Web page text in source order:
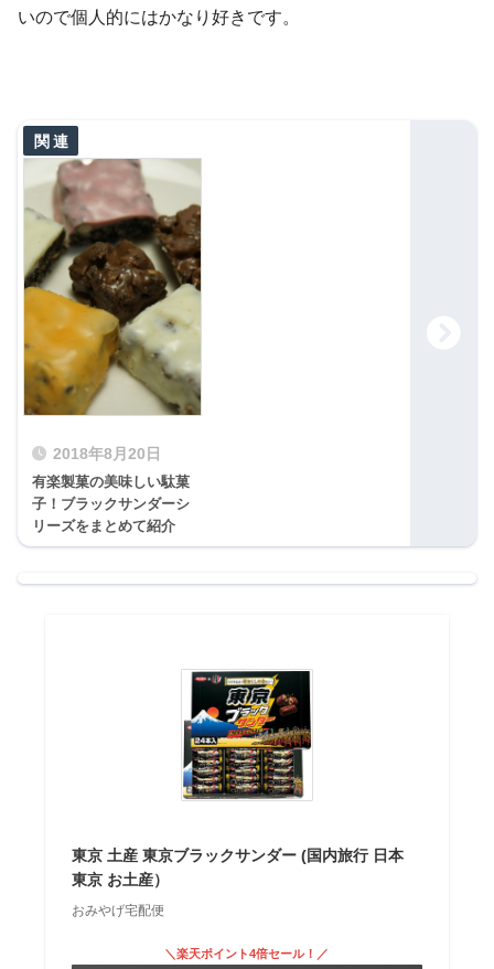
いので個人的にはかなり好きです。
2018年8月20日
有楽製菓の美味しい駄菓
子！ブラックサンダーシ
リーズをまとめて紹介
東京 土産 東京ブラックサンダー (国内旅行 日本
東京 お土産）
おみやげ宅配便
＼楽天ポイント4倍セール！／